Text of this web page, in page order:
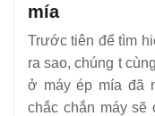
mía
Trước tiên để tìm
ra sao, chúng t
ở máy ép mía đã
chắc chắn máy sẽ